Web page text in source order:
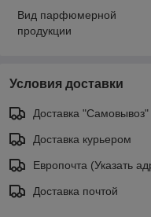
Вид парфюмерной
продукции
Условия доставки
Доставка "Самовывоз"
Доставка курьером
Европочта (Указать
Доставка почтой